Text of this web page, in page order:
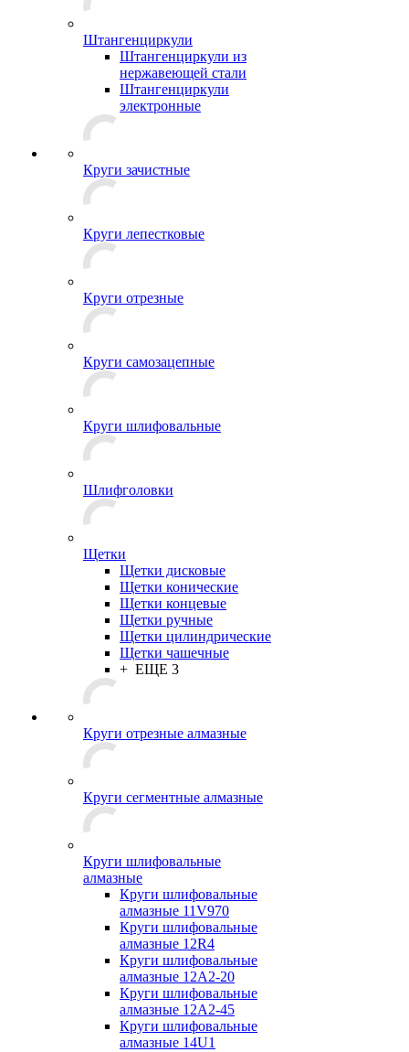
Штангенциркули
Штангенциркули из
нержавеющей стали
Штангенциркули
электронные
Круги зачистные
Круги лепестковые
Круги отрезные
Круги самозацепные
Круги шлифовальные
Шлифголовки
Щетки
Щетки дисковые
Щетки конические
Щетки концевые
Щетки ручные
Щетки цилиндрические
Щетки чашечные
+ ЕЩЕ 3
Круги отрезные алмазные
Круги сегментные алмазные
Круги шлифовальные
алмазные
Круги шлифовальные
алмазные 11V970
Круги шлифовальные
алмазные 12R4
Круги шлифовальные
алмазные 12А2-20
Круги шлифовальные
алмазные 12А2-45
Круги шлифовальные
алмазные 14U1